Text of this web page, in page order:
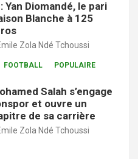
Yan Diomandé, le pari
Blanche à 125
Zola Ndé Tchoussi
FOOTBALL
POPULAIRE
Salah s’engage
et ouvre un
de sa carrière
Zola Ndé Tchoussi